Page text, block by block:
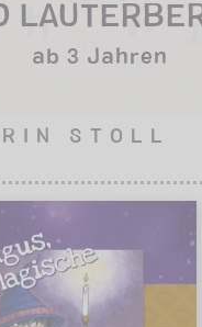
ab 3 Jahren
STOLL